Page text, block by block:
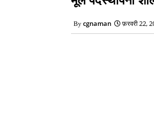
cgnaman फ़रवरी 22,